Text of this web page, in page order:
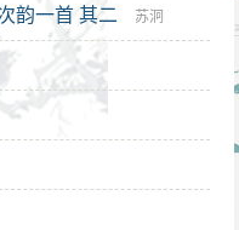
韵一首 其二 苏泂